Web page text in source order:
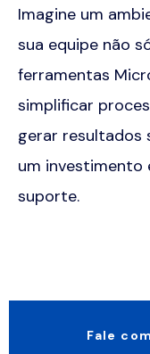
Imagine um
sua equipe não
ferramentas
simplificar
gerar resultados
um
suporte.
Fale